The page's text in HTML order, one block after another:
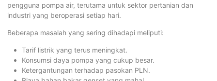
pengguna pompa air, terutama untuk sektor pertanian dan
industri yang beroperasi setiap hari.
Beberapa masalah yang sering dihadapi meliputi:
Tarif listrik yang terus meningkat.
Konsumsi daya pompa yang cukup besar.
Ketergantungan terhadap pasokan PLN.